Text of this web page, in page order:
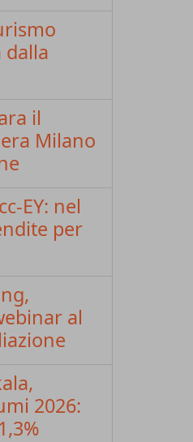
dalla
il
Milano
EY: nel
per
al
2026: